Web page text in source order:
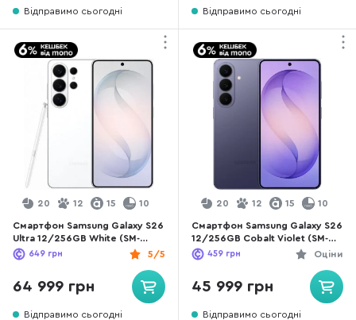
Відправимо сьогодні Відправимо сьогодні
20 12 15 10
Смартфон Samsung Galaxy S26
Ultra 12/256GB White (SM-
S948BZWDEUC)
5/5
649 грн
64 999 грн
Відправимо сьогодні
20 12 15 10
Смартфон Samsung Galaxy S26
12/256GB Cobalt Violet (SM-
S942BZVGEUC)
Оціни
459 грн
45 999 грн
Відправимо сьогодні